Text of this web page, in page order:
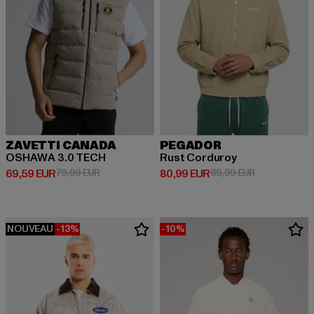
ZAVETTI CANADA
OSHAWA 3.0 TECH
69,59 EUR
Prix courant: 69,59 EUR
79,99 EURPrix en promotion: 79,99 EUR
PEGADOR
Rust Corduroy
80,99 EUR
Prix courant: 80,99 EUR
89,99 EURPrix en
NOUVEAU -13% -10%